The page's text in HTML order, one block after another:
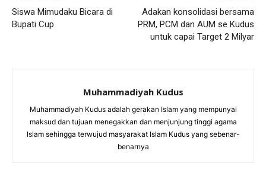
Siswa Mimudaku Bicara di
Bupati Cup
Adakan konsolidasi bersama
PRM, PCM dan AUM se Kudus
untuk capai Target 2 Milyar
Muhammadiyah Kudus
Muhammadiyah Kudus adalah gerakan Islam yang mempunyai
maksud dan tujuan menegakkan dan menjunjung tinggi agama
Islam sehingga terwujud masyarakat Islam Kudus yang sebenar-
benarnya